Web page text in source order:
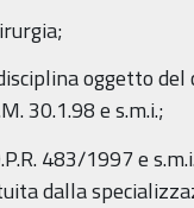
oggetto del
30.1.98 e s.m.i.;
483/1997 e
dalla